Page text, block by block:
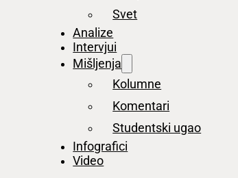
Svet
Analize
Intervjui
Mišljenja
Kolumne
Komentari
Studentski ugao
Infografici
Video